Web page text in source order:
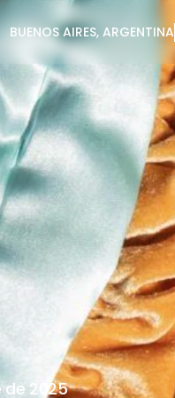
BUENOS AIRES, ARGENTINA
-
de 2025